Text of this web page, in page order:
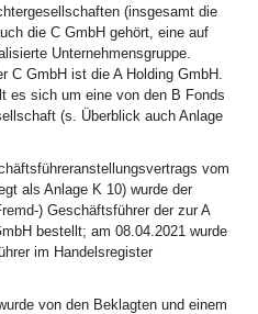
(insgesamt die
die C GmbH gehört, eine auf
Unternehmensgruppe.
C GmbH ist die A Holding GmbH.
es sich um eine von den B Fonds
(s. Überblick auch Anlage
vom
als Anlage K 10) wurde der
) Geschäftsführer der zur A
bestellt; am 08.04.2021 wurde
im Handelsregister
von den Beklagten und einem